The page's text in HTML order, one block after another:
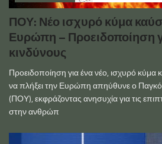
ΠΟΥ: Νέο ισχυρό κύμα
Ευρώπη – Προειδοποίηση
κινδύνους
Προειδοποίηση για ένα νέο, ισχυρό
να πλήξει την Ευρώπη απηύθυνε ο
(ΠΟΥ), εκφράζοντας ανησυχία για τις
στην ανθρώπ